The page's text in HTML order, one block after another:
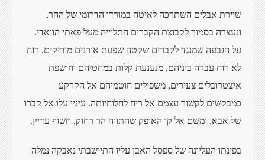
שיירת אבלים השתרכה לאיטה במורדו הדרומי של ההר,
ונעצרה בסמוך לקבוצת הקברים התלוייה מעל פאתי הוואדי.
על הגבעה שמנגד לקברים שקטה שפעת אורנים מוריקים. רוח
לא רוח עברה ביניהם, מנענעת קלות במחטיהם וחושפת
איצטרובלים צעירים, משפילים חוטמיהם אל הקרקע
כמבקשים לקשור עצמם אל ריח לחלוחיותה. עיניי עלו אל קברו
של אבא, ומשם אל קו האופק שהתווה הר רחוק, חשוף עדיין.
בפינתו העליונה של ספסל האבן עליו התיישבתי נאבקה נמלה